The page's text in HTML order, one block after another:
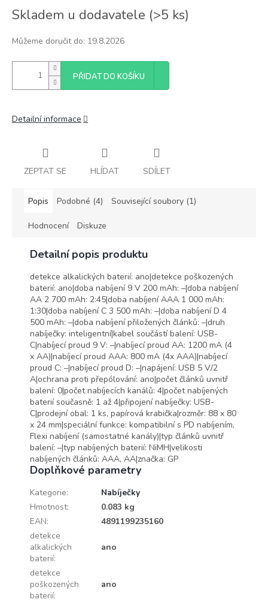
cena:
Skladem u dodavatele (>5 ks)
Můžeme doručit do: 19.8.2026
PŘIDAT DO KOŠÍKU
Detailní informace
ZEPTAT SE HLÍDAT SDÍLET
Popis Podobné (4) Související soubory (1)
Hodnocení Diskuze
Detailní popis produktu
detekce alkalických baterií: ano|detekce poškozených
baterií: ano|doba nabíjení 9 V 200 mAh: –|doba nabíjení
AA 2 700 mAh: 2:45|doba nabíjení AAA 1 000 mAh:
1:30|doba nabíjení C 3 500 mAh: –|doba nabíjení D 4
500 mAh: –|doba nabíjení přiložených článků: –|druh
nabíječky: inteligentní|kabel součástí balení: USB-
C|nabíjecí proud 9 V: –|nabíjecí proud AA: 1200 mA (4
x AA)|nabíjecí proud AAA: 800 mA (4x AAA)|nabíjecí
proud C: –|nabíjecí proud D: –|napájení: USB 5 V/2
A|ochrana proti přepólování: ano|počet článků uvnitř
balení: 0|počet nabíjecích kanálů: 4|počet nabíjených
baterií současně: 1 až 4|připojení nabíječky: USB-
C|prodejní obal: 1 ks, papírová krabička|rozměr: 88 x 80
x 24 mm|speciální funkce: kompatibilní s PD nabíjením,
Flexi nabíjení (samostatné kanály)|typ článků uvnitř
balení: –|typ nabíjených baterií: NiMH|velikosti
nabíjených článků: AAA, AA|značka: GP
Doplňkové parametry
Kategorie:
Nabíječky
Hmotnost:
0.083 kg
EAN:
4891199235160
detekce
alkalických
baterií:
ano
detekce
poškozených
baterií:
ano